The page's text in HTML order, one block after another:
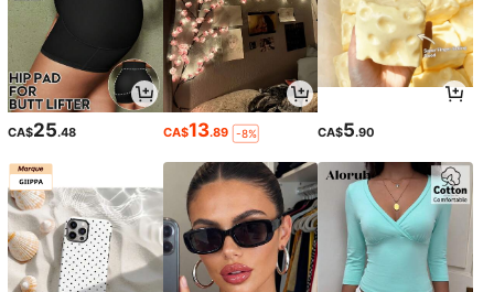
CA$25.48 CA$13.89 -8% CA$5.90